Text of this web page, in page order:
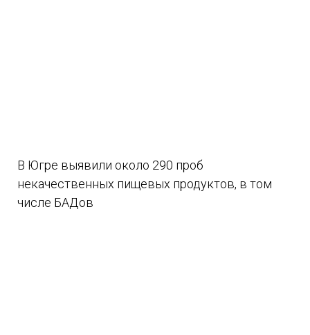
В Югре выявили около 290 проб
некачественных пищевых продуктов, в том
числе БАДов